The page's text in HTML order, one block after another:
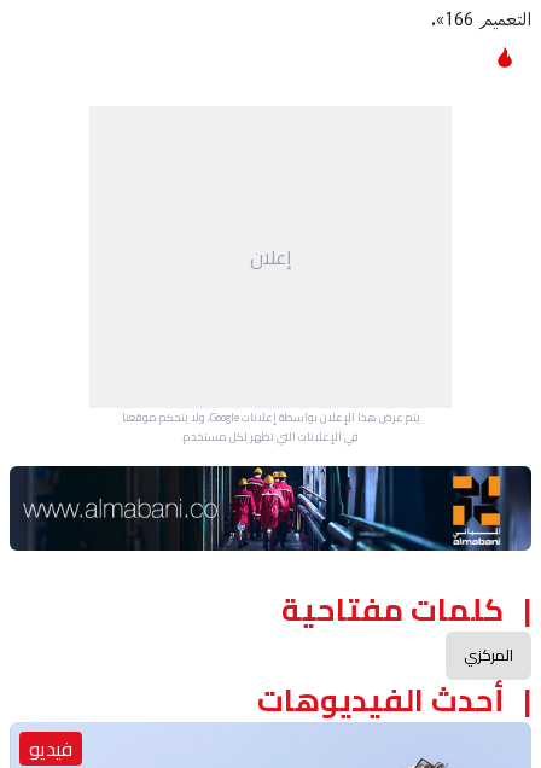
التعميم 166».
إعلان
يتم عرض هذا الإعلان بواسطة إعلانات Google، ولا يتحكم موقعنا
في الإعلانات التي تظهر لكل مستخدم.
Advertisement Section
كلمات مفتاحية
المركزي
أحدث الفيديوهات
فيديو